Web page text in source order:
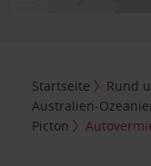
Startseite Rund
Australien-
Picton